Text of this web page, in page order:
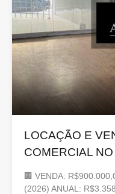
LOCAÇÃO E
COMERCIAL
🏢 VENDA:
(2026) ANUAL: